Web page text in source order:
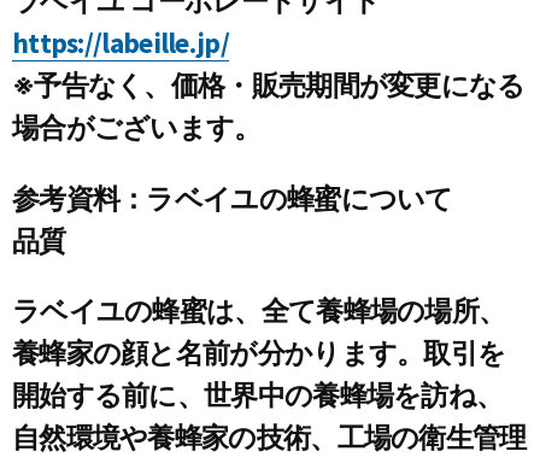
https://labeille.jp/
※予告なく、価格・販売期間が変更になる
場合がございます。
参考資料：ラベイユの蜂蜜について
品質
ラベイユの蜂蜜は、全て養蜂場の場所、
養蜂家の顔と名前が分かります。取引を
開始する前に、世界中の養蜂場を訪ね、
自然環境や養蜂家の技術、工場の衛生管理